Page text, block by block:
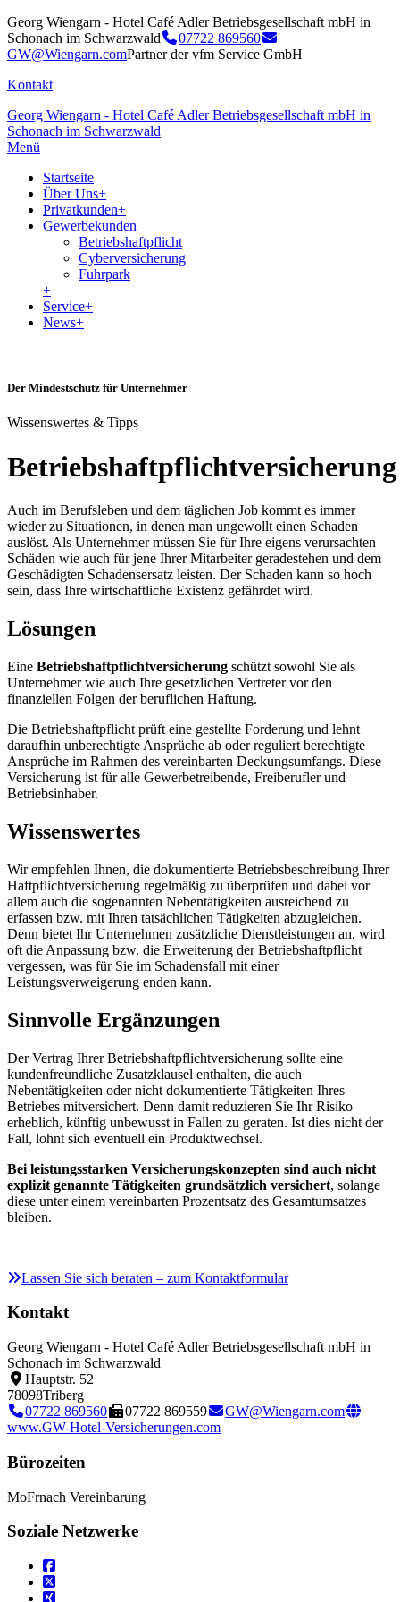
Georg Wiengarn - Hotel Café Adler Betriebsgesellschaft mbH in
Schonach im Schwarzwald
07722 869560
GW@Wiengarn.comPartner der vfm Service GmbH
Kontakt
Georg Wiengarn - Hotel Café Adler Betriebsgesellschaft mbH in
Schonach im Schwarzwald
Menü
Startseite
Über Uns+
Privatkunden+
Gewerbekunden
Betriebshaftpflicht
Cyberversicherung
Fuhrpark
+
Service+
News+
Der Mindestschutz für Unternehmer
Wissenswertes & Tipps
Betriebshaftpflichtversicherung
Auch im Berufsleben und dem täglichen Job kommt es immer
wieder zu Situationen, in denen man ungewollt einen Schaden
auslöst. Als Unternehmer müssen Sie für Ihre eigens verursachten
Schäden wie auch für jene Ihrer Mitarbeiter geradestehen und dem
Geschädigten Schadensersatz leisten. Der Schaden kann so hoch
sein, dass Ihre wirtschaftliche Existenz gefährdet wird.
Lösungen
Eine Betriebshaftpflichtversicherung schützt sowohl Sie als
Unternehmer wie auch Ihre gesetzlichen Vertreter vor den
finanziellen Folgen der beruflichen Haftung.
Die Betriebshaftpflicht prüft eine gestellte Forderung und lehnt
daraufhin unberechtigte Ansprüche ab oder reguliert berechtigte
Ansprüche im Rahmen des vereinbarten Deckungsumfangs. Diese
Versicherung ist für alle Gewerbetreibende, Freiberufler und
Betriebsinhaber.
Wissenswertes
Wir empfehlen Ihnen, die dokumentierte Betriebsbeschreibung Ihrer
Haftpflichtversicherung regelmäßig zu überprüfen und dabei vor
allem auch die sogenannten Nebentätigkeiten ausreichend zu
erfassen bzw. mit Ihren tatsächlichen Tätigkeiten abzugleichen.
Denn bietet Ihr Unternehmen zusätzliche Dienstleistungen an, wird
oft die Anpassung bzw. die Erweiterung der Betriebshaftpflicht
vergessen, was für Sie im Schadensfall mit einer
Leistungsverweigerung enden kann.
Sinnvolle Ergänzungen
Der Vertrag Ihrer Betriebshaftpflichtversicherung sollte eine
kundenfreundliche Zusatzklausel enthalten, die auch
Nebentätigkeiten oder nicht dokumentierte Tätigkeiten Ihres
Betriebes mitversichert. Denn damit reduzieren Sie Ihr Risiko
erheblich, künftig unbewusst in Fallen zu geraten. Ist dies nicht der
Fall, lohnt sich eventuell ein Produktwechsel.
Bei leistungsstarken Versicherungskonzepten sind auch nicht
explizit genannte Tätigkeiten grundsätzlich versichert, solange
diese unter einem vereinbarten Prozentsatz des Gesamtumsatzes
bleiben.
Lassen Sie sich beraten – zum Kontaktformular
Kontakt
Georg Wiengarn - Hotel Café Adler Betriebsgesellschaft mbH in
Schonach im Schwarzwald
Hauptstr. 52
78098Triberg
07722 869560
07722 869559
GW@Wiengarn.com
www.GW-Hotel-Versicherungen.com
Bürozeiten
MoFrnach Vereinbarung
Soziale Netzwerke